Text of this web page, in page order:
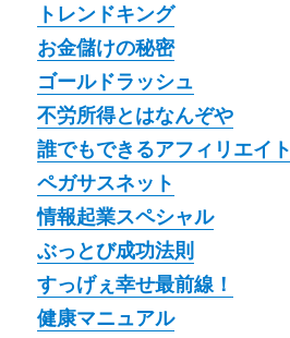
トレンドキング
お金儲けの秘密
ゴールドラッシュ
不労所得とはなんぞや
誰でもできるアフィリエイト
ペガサスネット
情報起業スペシャル
ぶっとび成功法則
すっげぇ幸せ最前線！
健康マニュアル